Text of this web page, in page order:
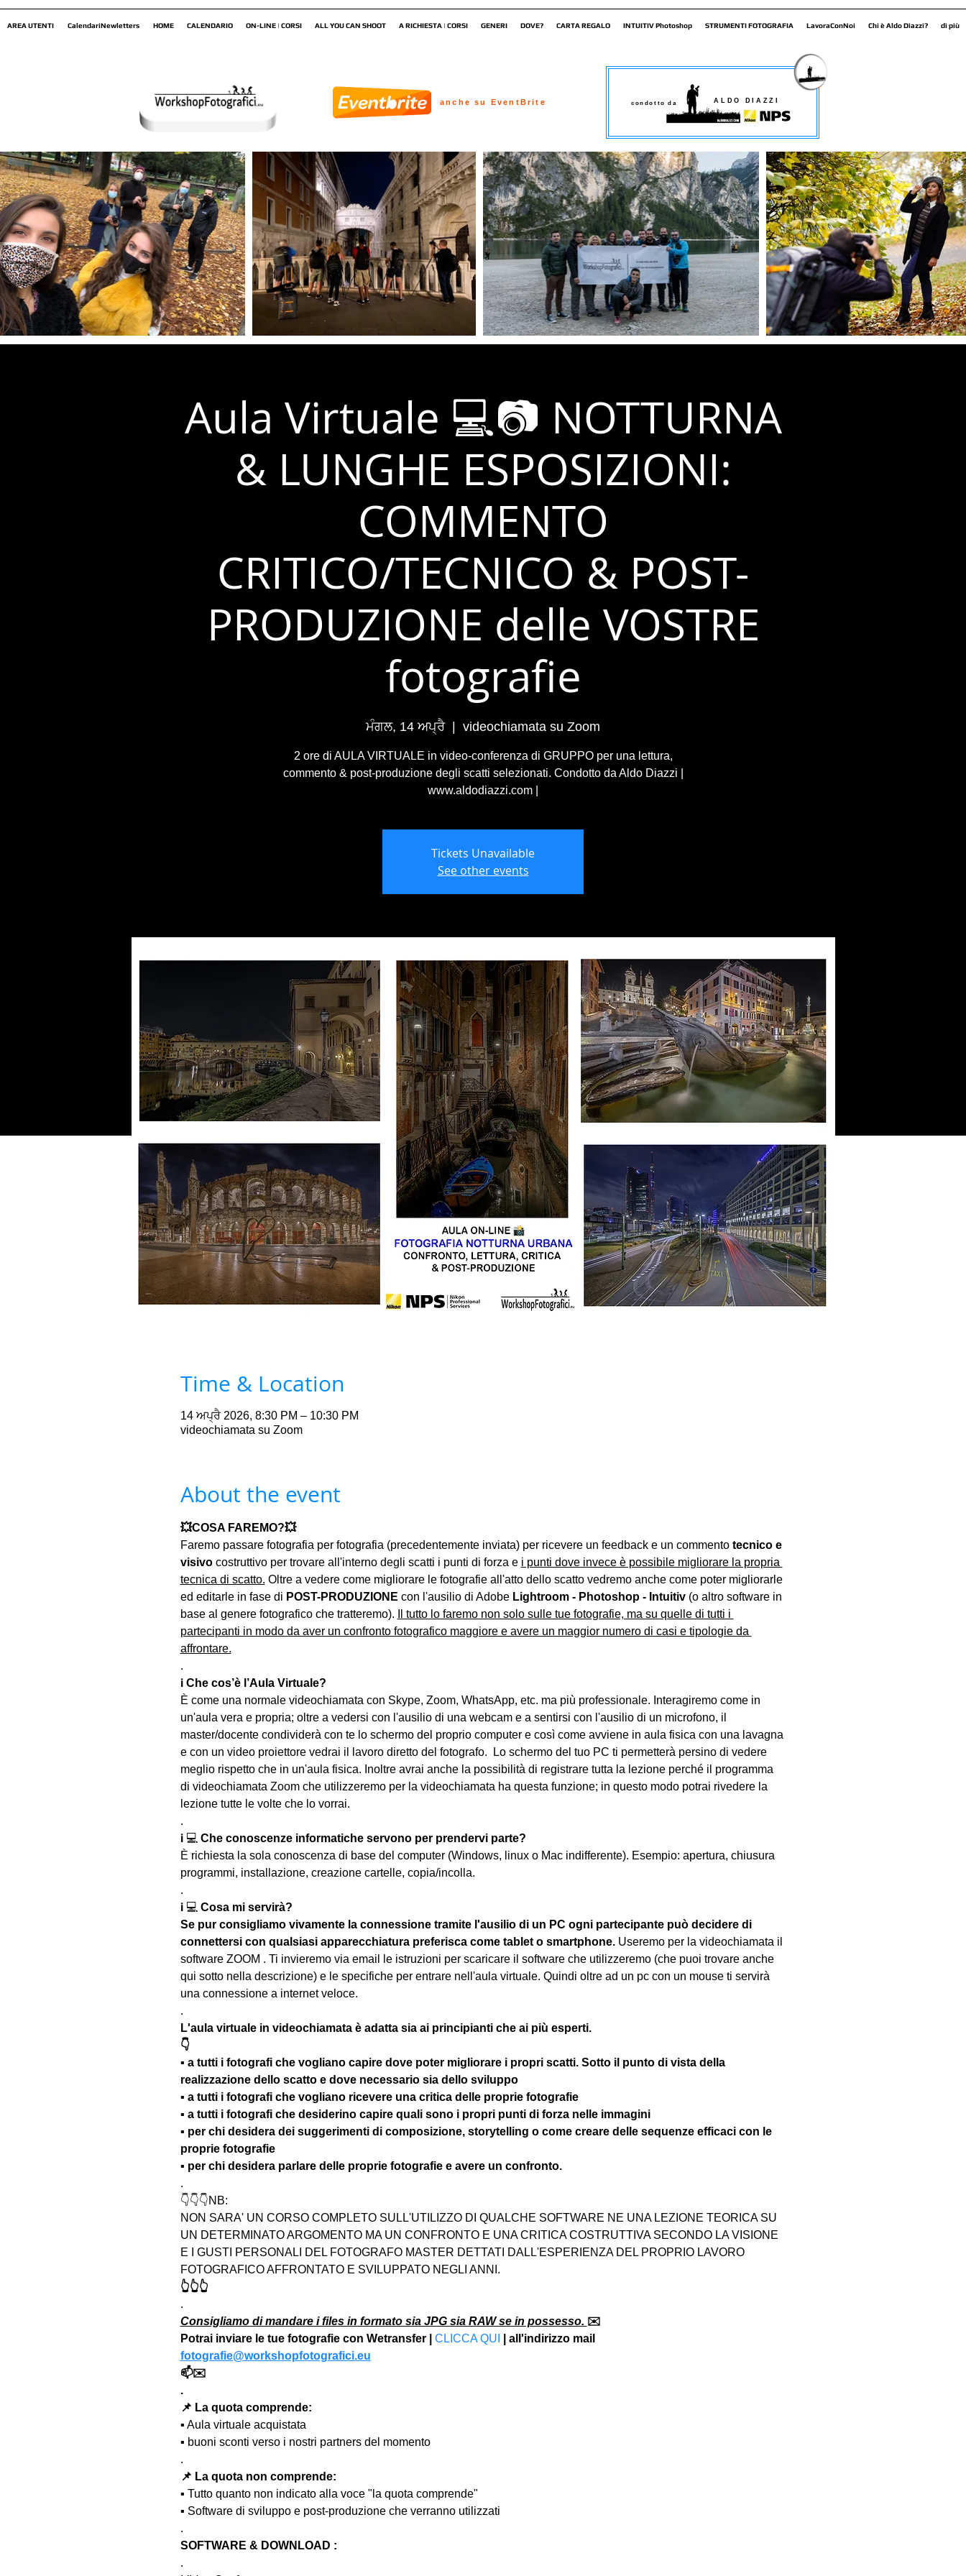
AREA UTENTI CalendariNewletters HOME CALENDARIO ON-LINE | CORSI ALL YOU CAN SHOOT A RICHIESTA | CORSI GENERI DOVE? CARTA REGALO INTUITIV Photoshop STRUMENTI FOTOGRAFIA LavoraConNoi Chi è Aldo Diazzi? di più
Aula Virtuale 💻📷 NOTTURNA
& LUNGHE ESPOSIZIONI:
COMMENTO
CRITICO/TECNICO & POST-
PRODUZIONE delle VOSTRE
fotografie
ਮੰਗਲ, 14 ਅਪ੍ਰੈ
  |
videochiamata su Zoom
2 ore di AULA VIRTUALE in video-conferenza di GRUPPO per una lettura,
commento & post-produzione degli scatti selezionati. Condotto da Aldo Diazzi |
www.aldodiazzi.com |
Tickets Unavailable
See other events
Time & Location
14 ਅਪ੍ਰੈ 2026, 8:30 PM – 10:30 PM
videochiamata su Zoom
About the event
💥COSA FAREMO?💥
Faremo passare fotografia per fotografia (precedentemente inviata) per ricevere un feedback e un commento tecnico e
visivo costruttivo per trovare all'interno degli scatti i punti di forza e i punti dove invece è possibile migliorare la propria
tecnica di scatto. Oltre a vedere come migliorare le fotografie all'atto dello scatto vedremo anche come poter migliorarle
ed editarle in fase di POST-PRODUZIONE con l'ausilio di Adobe Lightroom - Photoshop - Intuitiv (o altro software in
base al genere fotografico che tratteremo).
Il tutto lo faremo non solo sulle tue fotografie, ma su quelle di tutti i
partecipanti in modo da aver un confronto fotografico maggiore e avere un maggior numero di casi e tipologie da
affrontare.
.
ℹ Che cos’è l’Aula Virtuale?
È come una normale videochiamata con Skype, Zoom, WhatsApp, etc. ma più professionale. Interagiremo come in
un'aula vera e propria; oltre a vedersi con l'ausilio di una webcam e a sentirsi con l'ausilio di un microfono, il
master/docente condividerà con te lo schermo del proprio computer e così come avviene in aula fisica con una lavagna
e con un video proiettore vedrai il lavoro diretto del fotografo.  Lo schermo del tuo PC ti permetterà persino di vedere
meglio rispetto che in un'aula fisica. Inoltre avrai anche la possibilità di registrare tutta la lezione perché il programma
di videochiamata Zoom che utilizzeremo per la videochiamata ha questa funzione; in questo modo potrai rivedere la
lezione tutte le volte che lo vorrai.
.
ℹ 💻 Che conoscenze informatiche servono per prendervi parte?
È richiesta la sola conoscenza di base del computer (Windows, linux o Mac indifferente). Esempio: apertura, chiusura
programmi, installazione, creazione cartelle, copia/incolla.
.
ℹ 💻 Cosa mi servirà?
Se pur consigliamo vivamente la connessione tramite l'ausilio di un PC ogni partecipante può decidere di
connettersi con qualsiasi apparecchiatura preferisca come tablet o smartphone. Useremo per la videochiamata il
software ZOOM . Ti invieremo via email le istruzioni per scaricare il software che utilizzeremo (che puoi trovare anche
qui sotto nella descrizione) e le specifiche per entrare nell'aula virtuale. Quindi oltre ad un pc con un mouse ti servirà
una connessione a internet veloce.
.
L'aula virtuale in videochiamata è adatta sia ai principianti che ai più esperti.
👇
▪️ a tutti i fotografi che vogliano capire dove poter migliorare i propri scatti. Sotto il punto di vista della
realizzazione dello scatto e dove necessario sia dello sviluppo
▪️ a tutti i fotografi che vogliano ricevere una critica delle proprie fotografie
▪️ a tutti i fotografi che desiderino capire quali sono i propri punti di forza nelle immagini
▪️ per chi desidera dei suggerimenti di composizione, storytelling o come creare delle sequenze efficaci con le
proprie fotografie
▪️ per chi desidera parlare delle proprie fotografie e avere un confronto.
.
👇👇👇NB:
NON SARA' UN CORSO COMPLETO SULL'UTILIZZO DI QUALCHE SOFTWARE NE UNA LEZIONE TEORICA SU
UN DETERMINATO ARGOMENTO MA UN CONFRONTO E UNA CRITICA COSTRUTTIVA SECONDO LA VISIONE
E I GUSTI PERSONALI DEL FOTOGRAFO MASTER DETTATI DALL'ESPERIENZA DEL PROPRIO LAVORO
FOTOGRAFICO AFFRONTATO E SVILUPPATO NEGLI ANNI.
👆👆👆
.
Consigliamo di mandare i files in formato sia JPG sia RAW se in possesso. ✉️
Potrai inviare le tue fotografie con Wetransfer | CLICCA QUI
| all'indirizzo mail
fotografie@workshopfotografici.eu
📫✉️
.
📌 La quota comprende:
▪️ Aula virtuale acquistata
▪️ buoni sconti verso i nostri partners del momento
.
📌 La quota non comprende:
▪️ Tutto quanto non indicato alla voce "la quota comprende"
▪️ Software di sviluppo e post-produzione che verranno utilizzati
.
SOFTWARE & DOWNLOAD :
.
condotto da ALDO DIAZZI
anche su EventBrite